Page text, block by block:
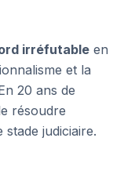
irréfutable en
et la
20 ans de
résoudre
stade judiciaire.